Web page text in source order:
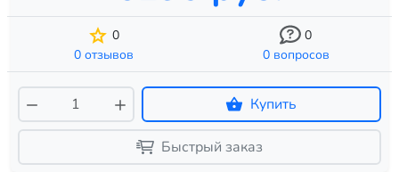
0
0 отзывов
0
0 вопросов
Купить
Быстрый заказ